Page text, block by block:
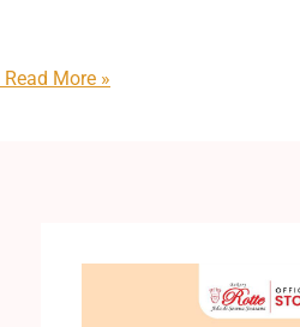
Read More »